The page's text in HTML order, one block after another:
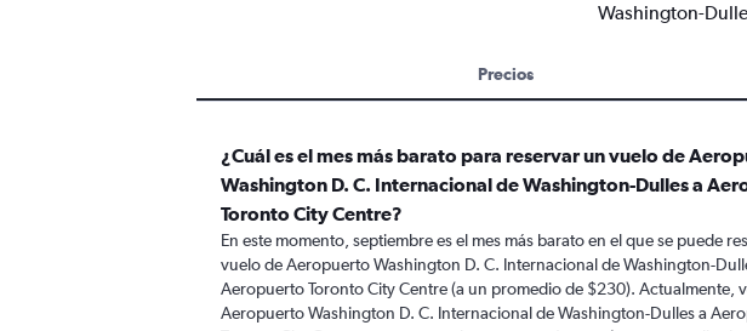
Washington-
Precios
¿Cuál es el mes más barato para reservar un vuelo de
Washington D. C. Internacional de Washington-Dulles a
Toronto City Centre?
En este momento, septiembre es el mes más barato en el que se puede
vuelo de Aeropuerto Washington D. C. Internacional de Washington-
Aeropuerto Toronto City Centre (a un promedio de $230). Actualmente,
Aeropuerto Washington D. C. Internacional de Washington-Dulles a